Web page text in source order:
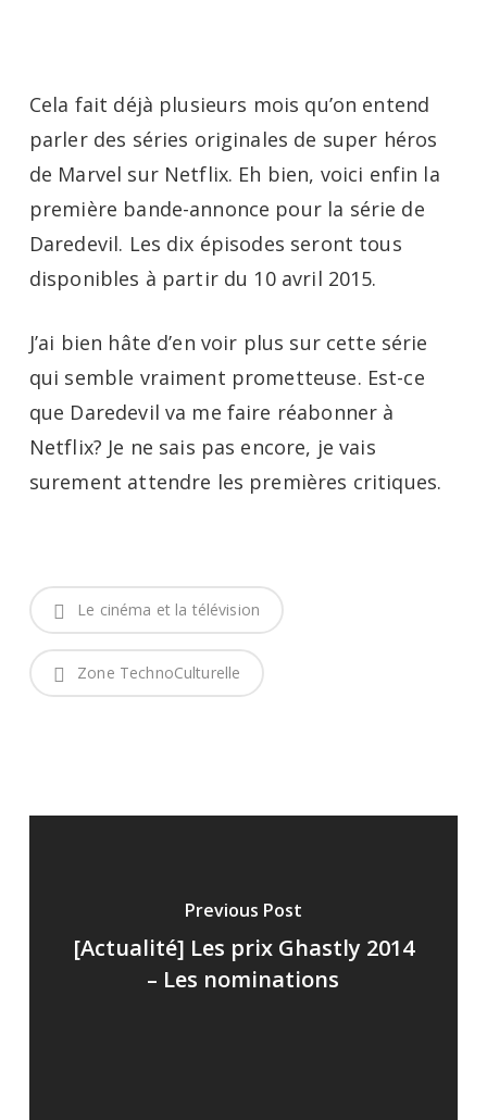
content
Cela fait déjà plusieurs mois qu’on entend
parler des séries originales de super héros
de Marvel sur Netflix. Eh bien, voici enfin la
première bande-annonce pour la série de
Daredevil. Les dix épisodes seront tous
disponibles à partir du 10 avril 2015.
J’ai bien hâte d’en voir plus sur cette série
qui semble vraiment prometteuse. Est-ce
que Daredevil va me faire réabonner à
Netflix? Je ne sais pas encore, je vais
surement attendre les premières critiques.
Le cinéma et la télévision
Zone TechnoCulturelle
Previous Post
[Actualité] Les prix Ghastly 2014
– Les nominations